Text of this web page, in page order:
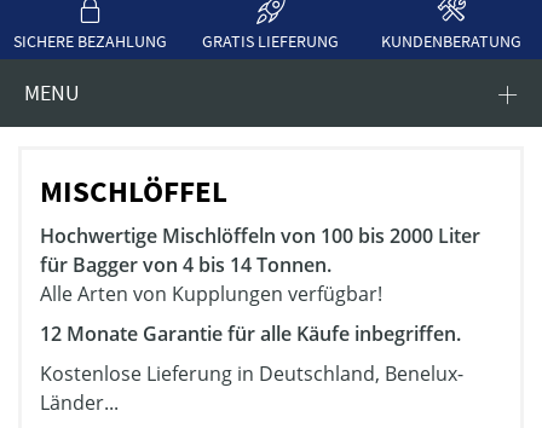
SICHERE BEZAHLUNG GRATIS LIEFERUNG KUNDENBERATUNG
MENU
MISCHLÖFFEL
Hochwertige Mischlöffeln von 100 bis 2000 Liter
für Bagger von 4 bis 14 Tonnen.
Alle Arten von Kupplungen verfügbar!
12 Monate Garantie für alle Käufe inbegriffen.
Kostenlose Lieferung in Deutschland, Benelux-
Länder...